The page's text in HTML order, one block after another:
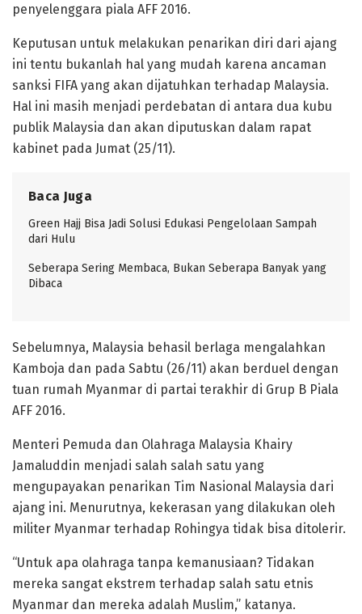
penyelenggara piala AFF 2016.
Keputusan untuk melakukan penarikan diri dari ajang
ini tentu bukanlah hal yang mudah karena ancaman
sanksi FIFA yang akan dijatuhkan terhadap Malaysia.
Hal ini masih menjadi perdebatan di antara dua kubu
publik Malaysia dan akan diputuskan dalam rapat
kabinet pada Jumat (25/11).
Baca Juga
Green Hajj Bisa Jadi Solusi Edukasi Pengelolaan Sampah
dari Hulu
Seberapa Sering Membaca, Bukan Seberapa Banyak yang
Dibaca
Sebelumnya, Malaysia behasil berlaga mengalahkan
Kamboja dan pada Sabtu (26/11) akan berduel dengan
tuan rumah Myanmar di partai terakhir di Grup B Piala
AFF 2016.
Menteri Pemuda dan Olahraga Malaysia Khairy
Jamaluddin menjadi salah salah satu yang
mengupayakan penarikan Tim Nasional Malaysia dari
ajang ini. Menurutnya, kekerasan yang dilakukan oleh
militer Myanmar terhadap Rohingya tidak bisa ditolerir.
“Untuk apa olahraga tanpa kemanusiaan? Tidakan
mereka sangat ekstrem terhadap salah satu etnis
Myanmar dan mereka adalah Muslim,” katanya.